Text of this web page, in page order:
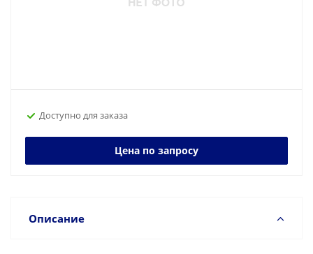
Доступно для заказа
Цена по запросу
Описание